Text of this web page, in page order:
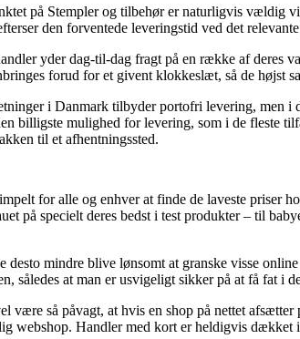
på Stempler og tilbehør er naturligvis vældig
den forventede leveringstid ved det
yder dag-til-dag fragt på en række af deres
forud for et givent klokkeslæt, så de højst
i Danmark tilbyder portofri levering, men i
billigste mulighed for levering, som i de fleste
til et afhentningssted.
for alle og enhver at finde de laveste priser
på specielt deres bedst i test produkter – til
desto mindre blive lønsomt at granske visse
således at man er usvigeligt sikker på at få fat i
være så påvagt, at hvis en shop på nettet
webshop. Handler med kort er heldigvis